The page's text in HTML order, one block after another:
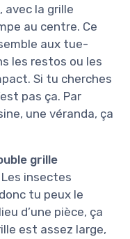
avec la grille
au centre. Ce
aux tue-
les restos ou les
Si tu cherches
pas ça. Par
une véranda, ça
grille
Les insectes
tu peux le
d’une pièce, ça
est assez large,